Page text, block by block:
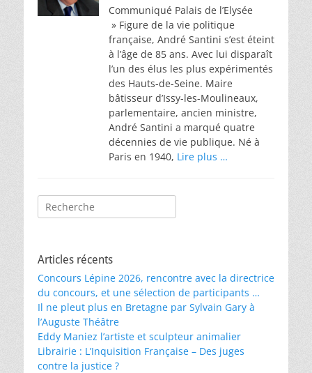
Communiqué Palais de l’Elysée
» Figure de la vie politique
française, André Santini s’est éteint
à l’âge de 85 ans. Avec lui disparaît
l’un des élus les plus expérimentés
des Hauts-de-Seine. Maire
bâtisseur d’Issy-les-Moulineaux,
parlementaire, ancien ministre,
André Santini a marqué quatre
décennies de vie publique. Né à
Paris en 1940, Lire plus …
Rechercher :
Articles récents
Concours Lépine 2026, rencontre avec la directrice
du concours, et une sélection de participants …
Il ne pleut plus en Bretagne par Sylvain Gary à
l’Auguste Théâtre
Eddy Maniez l’artiste et sculpteur animalier
Librairie : L’Inquisition Française – Des juges
contre la justice ?